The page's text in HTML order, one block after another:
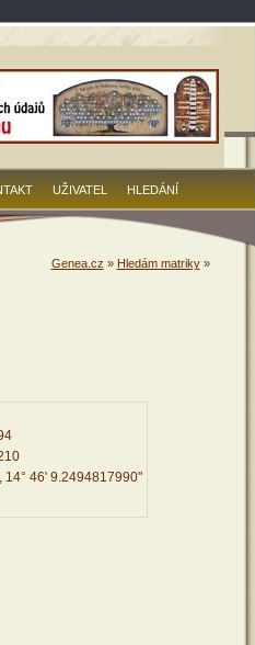
UŽIVATEL HLEDÁNÍ
Genea.cz » Hledám matriky»
14° 46' 9.2494817990"